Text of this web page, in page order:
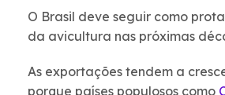
O Brasil deve seguir como
da avicultura nas próximas
As exportações tendem a
porque países populosos como